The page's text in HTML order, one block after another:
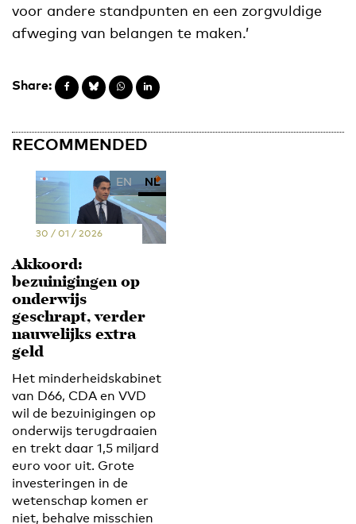
voor andere standpunten en een zorgvuldige
afweging van belangen te maken.’
Share:
RECOMMENDED
EN NL
30 / 01 / 2026
Akkoord:
bezuinigingen op
onderwijs
geschrapt, verder
nauwelijks extra
geld
Het minderheidskabinet
van D66, CDA en VVD
wil de bezuinigingen op
onderwijs terugdraaien
en trekt daar 1,5 miljard
euro voor uit. Grote
investeringen in de
wetenschap komen er
niet, behalve misschien